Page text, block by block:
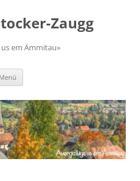
Zaugg
em Ämmitau»
Menü